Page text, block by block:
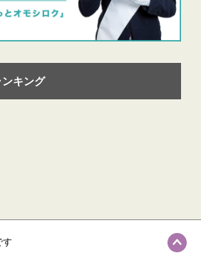
キング
す